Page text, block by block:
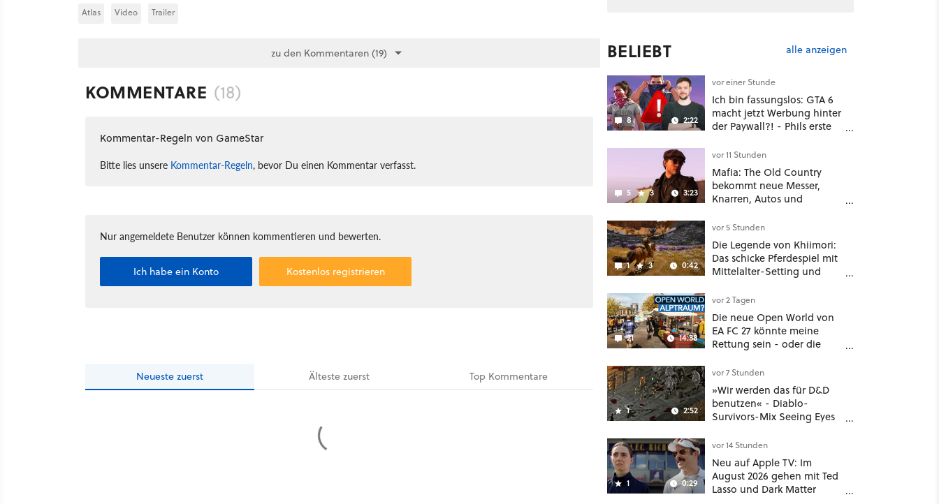
Atlas Video Trailer
zu den Kommentaren (19)
KOMMENTARE (18)
Kommentar-Regeln von GameStar
Bitte lies unsere Kommentar-Regeln, bevor Du einen Kommentar verfasst.
Nur angemeldete Benutzer können kommentieren und bewerten.
Ich habe ein Konto Kostenlos registrieren
Neueste zuerst Ältestezuerst Top Kommentare
BELIEBT alle anzeigen
8 2:22
vor einer Stunde
Ich bin fassungslos: GTA 6
macht jetzt Werbung hinter
der Paywall?! - Phils erste
Deal
5 3 3:23
vor 11 Stunden
Mafia: The Old Country
bekommt neue Messer,
Knarren, Autos und
hat mehr dabei als nur
Story
1 3 0:42
vor 5 Stunden
Die Legende von Khiimori:
Das schicke Pferdespiel mit
Mittelalter-Setting und
noch größer und
gefährlicher
21 14:38
vor 2 Tagen
Die neue Open World von
EA FC 27 könnte meine
Rettung sein - oder die
1 2:52
vor 7 Stunden
»Wir werden das für D&D
benutzen« - Diablo-
Survivors-Mix Seeing Eyes
nützliches Map-Tool
1 0:29
vor 14 Stunden
Neu auf Apple TV: Im
August 2026 gehen mit Ted
Lasso und Dark Matter